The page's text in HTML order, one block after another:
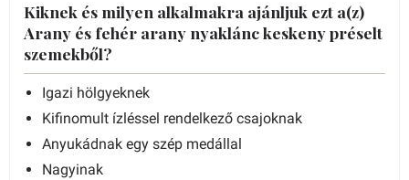
Kiknek és milyen alkalmakra ajánljuk ezt a(z)
Arany és fehér arany nyaklánc keskeny préselt
szemekből?
Igazi hölgyeknek
Kifinomult ízléssel rendelkező csajoknak
Anyukádnak egy szép medállal
Nagyinak